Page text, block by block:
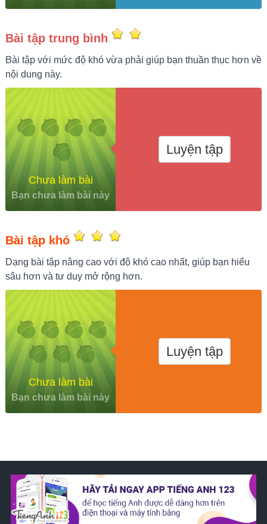
Bài tập trung bình
Bài tập với mức độ khó vừa phải giúp bạn thuần thục hơn về
nội dung này.
Chưa làm bài
Bạn chưa làm bài này
Luyện tập
Bài tập khó
Dạng bài tập nâng cao với độ khó cao nhất, giúp bạn hiểu
sâu hơn và tư duy mở rộng hơn.
Chưa làm bài
Bạn chưa làm bài này
Luyện tập